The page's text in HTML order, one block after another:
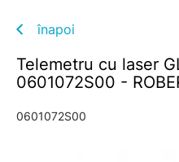
înapoi
Telemetru cu laser
0601072S00 -
0601072S00